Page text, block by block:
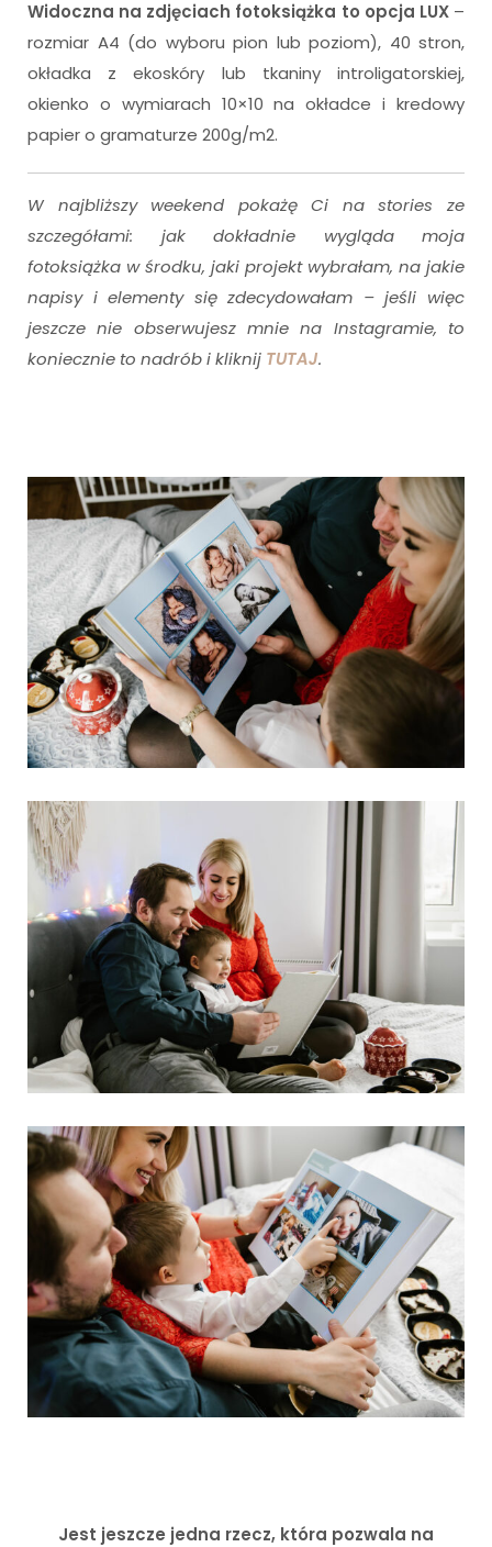
Widoczna na zdjęciach fotoksiążka to opcja LUX–
rozmiar A4 (do wyboru pion lub poziom), 40 stron,
okładka z ekoskóry lub tkaniny introligatorskiej,
okienko o wymiarach 10×10 na okładce i kredowy
papier o gramaturze 200g/m2.
W najbliższy weekend pokażę Ci na stories ze
szczegółami: jak dokładnie wygląda moja
fotoksiążka w środku, jaki projekt wybrałam, na jakie
napisy i elementy się zdecydowałam – jeśli więc
jeszcze nie obserwujesz mnie na Instagramie, to
koniecznie to nadrób i kliknij TUTAJ.
Jest jeszcze jedna rzecz, która pozwala na